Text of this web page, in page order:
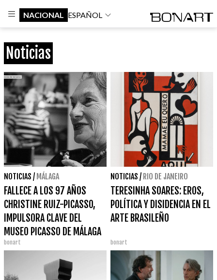
NACIONAL ESPAÑOL
Noticias
NOTICIAS / MÁLAGA
FALLECE A LOS 97 AÑOS
CHRISTINE RUIZ-PICASSO,
IMPULSORA CLAVE DEL
MUSEO PICASSO DE MÁLAGA
bonart
NOTICIAS / RIO DE JANEIRO
TERESINHA SOARES: EROS,
POLÍTICA Y DISIDENCIA EN EL
ARTE BRASILEÑO
bonart